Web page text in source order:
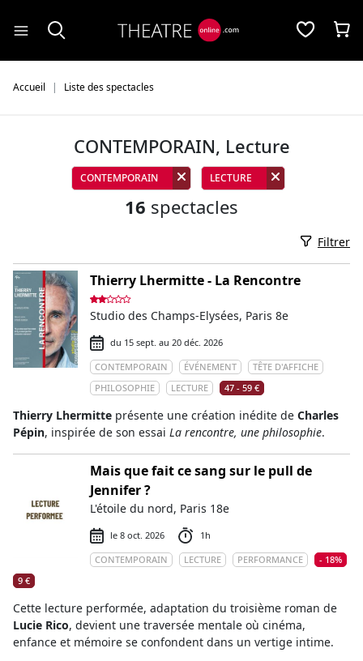
Accueil Liste des spectacles
CONTEMPORAIN, Lecture
CONTEMPORAIN LECTURE
16 spectacles
Filtrer
Thierry Lhermitte - La Rencontre
Studio des Champs-Elysées, Paris 8e
du 15 sept. au 20 déc. 2026
CONTEMPORAIN
ÉVÉNEMENT
TÊTE D'AFFICHE
PHILOSOPHIE
LECTURE 47 - 59 €
Thierry Lhermitte présente une création inédite de Charles
Pépin, inspirée de son essai La rencontre, une philosophie.
Mais que fait ce sang sur le pull de
Jennifer ?
L'étoile du nord, Paris 18e
le 8 oct. 2026
1h
CONTEMPORAIN
LECTURE PERFORMANCE
- 18%
9 €
Cette lecture performée, adaptation du troisième roman de
Lucie Rico, devient une traversée mentale où cinéma,
enfance et mémoire se confondent dans un vertige intime.